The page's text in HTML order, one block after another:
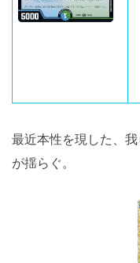
最近本性を現した、
が揺らぐ。